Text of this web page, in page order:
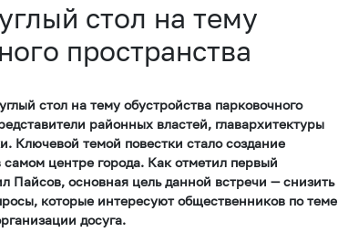
стол на тему
пространства
стол на тему обустройства парковочного
районных властей, главархитектуры
Ключевой темой повестки стало создание
центре города. Как отметил первый
Пайсов, основная цель данной встречи — снизить
которые интересуют общественников по теме
досуга.